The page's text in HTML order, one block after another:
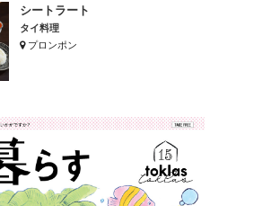
シートラート
タイ料理
プロンポン